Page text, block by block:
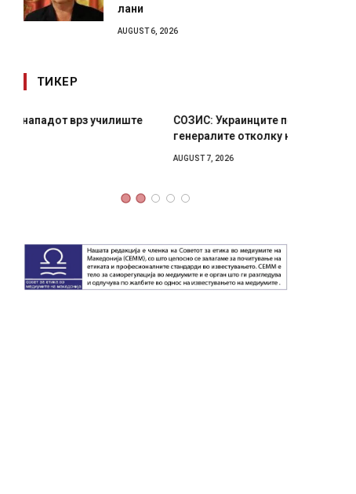
лани
AUGUST 6, 2026
ТИКЕР
СОЗИС: Украинците повеќе им веруваат на
генералите отколку на Зеленски